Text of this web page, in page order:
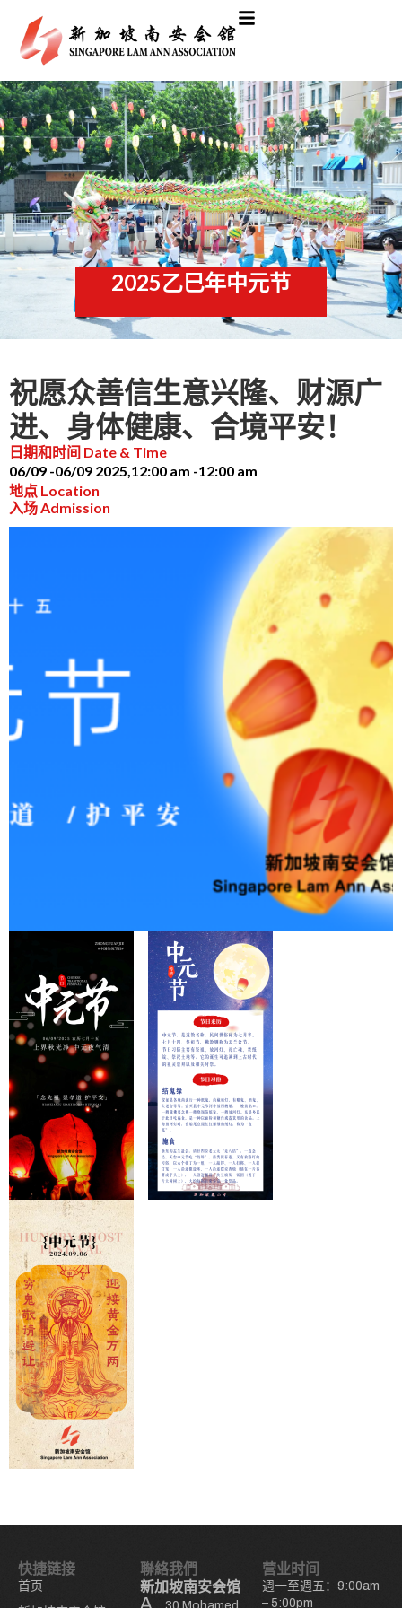
2025乙巳年中元节
祝愿众善信生意兴隆、财源广
进、身体健康、合境平安！
日期和时间 Date & Time
06/09 -06/09 2025,12:00 am -12:00 am
地点 Location
入场 Admission
快捷链接
首页
聯絡我們
新加坡南安会馆
营业时间
週一至週五：9:00am
– 5:00pm